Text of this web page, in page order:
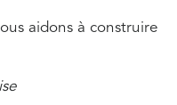
aidons à construire